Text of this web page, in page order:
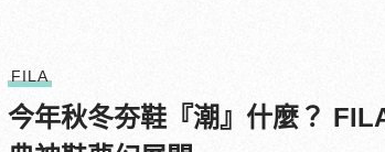
FILA
今年秋冬夯鞋『潮』什麼？